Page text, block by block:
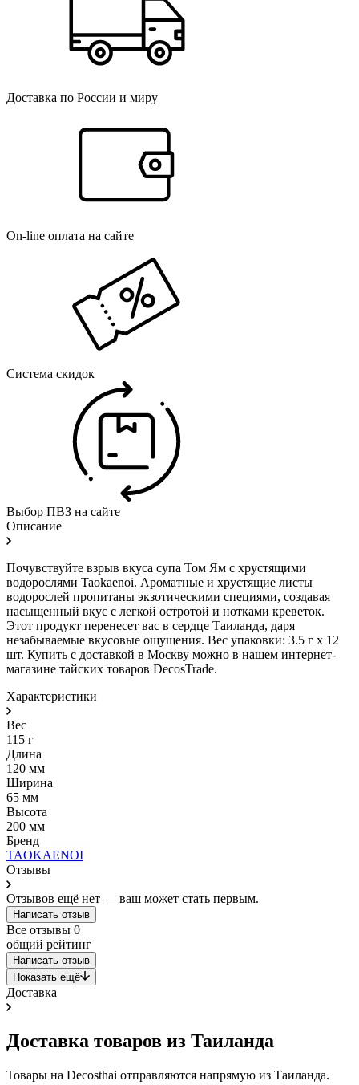
Доставка по России и миру
On-line оплата на сайте
Система скидок
Выбор ПВЗ на сайте
Описание
Почувствуйте взрыв вкуса супа Том Ям с хрустящими
водорослями Taokaenoi. Ароматные и хрустящие листы
водорослей пропитаны экзотическими специями, создавая
насыщенный вкус с легкой остротой и нотками креветок.
Этот продукт перенесет вас в сердце Таиланда, даря
незабываемые вкусовые ощущения. Вес упаковки: 3.5 г x 12
шт. Купить с доставкой в Москву можно в нашем интернет-
магазине тайских товаров DecosTrade.
Характеристики
Вес
115 г
Длина
120 мм
Ширина
65 мм
Высота
200 мм
Бренд
TAOKAENOI
Отзывы
Отзывов ещё нет — ваш может стать первым.
Написать отзыв
Все отзывы 0
общий рейтинг
Написать отзыв
Показать ещё
Доставка
Доставка товаров из Таиланда
Товары на Decosthai отправляются напрямую из Таиланда.